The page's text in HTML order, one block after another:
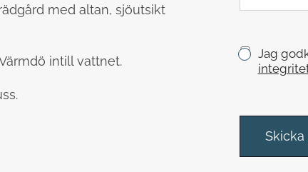
med altan, sjöutsikt
intill vattnet.
y
e
K
s
t
Jag
Skicka